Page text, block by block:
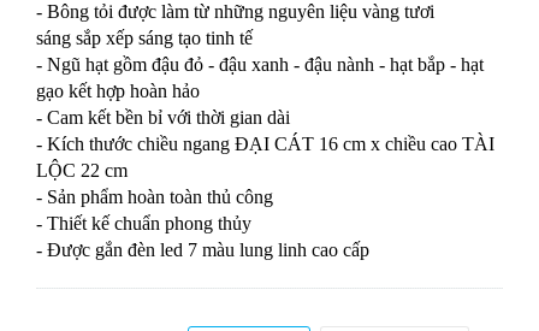
- Bông tỏi được làm từ những nguyên liệu vàng tươi
sáng sắp xếp sáng tạo tinh tế
- Ngũ hạt gồm đậu đỏ - đậu xanh - đậu nành - hạt bắp - hạt
gạo kết hợp hoàn hảo
- Cam kết bền bỉ với thời gian dài
- Kích thước chiều ngang ĐẠI CÁT 16 cm x chiều cao TÀI
LỘC 22 cm
- Sản phẩm hoàn toàn thủ công
- Thiết kế chuẩn phong thủy
- Được gắn đèn led 7 màu lung linh cao cấp